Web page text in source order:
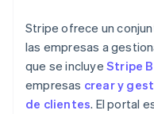
Stripe ofrece un
las empresas a
que se incluye Stripe
empresas crear y
de clientes. El portal